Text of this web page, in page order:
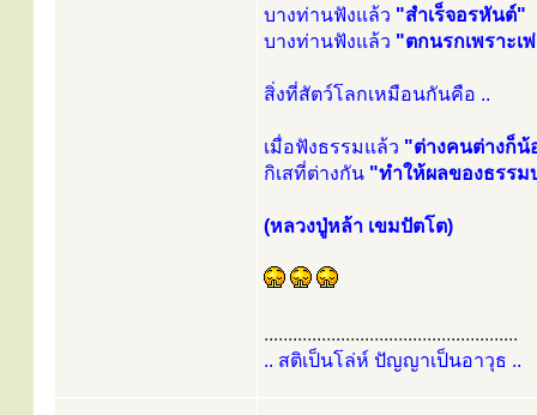
บางท่านฟังแล้ว "สำเร็จอรหันต์"
บางท่านฟังแล้ว "ตกนรกเพราะเ
สิ่งที่สัตว์โลกเหมือนกันคือ ..
เมื่อฟังธรรมแล้ว "ต่างคนต่างก็น้
กิเสที่ต่างกัน "ทำให้ผลของธรรม
(หลวงปู่หล้า เขมปัตโต)
.....................................................
.. สติเป็นโล่ห์ ปัญญาเป็นอาวุธ ..